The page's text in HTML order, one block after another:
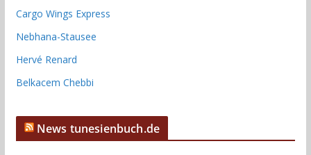
Cargo Wings Express
Nebhana-Stausee
Hervé Renard
Belkacem Chebbi
News tunesienbuch.de